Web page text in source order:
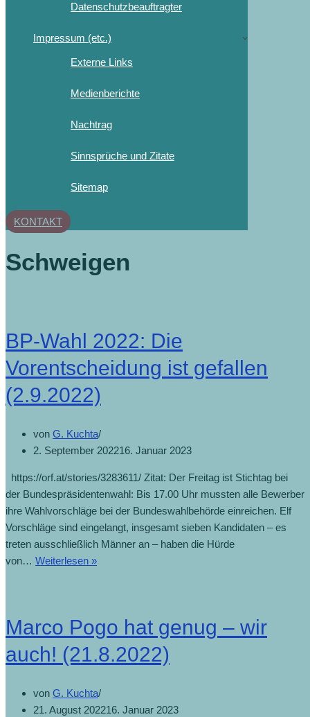
Datenschutzbeauftragter
Impressum (etc.)
Externe Links
Medienberichte
Nachtrag
Sinnsprüche und Zitate
Sitemap
KONTAKT
Schweigen
BP-Wahl 2022: Die
Vorentscheidung ist gefallen
(2.9.2022)
von G. Kuchta
2. September 202216. Januar 2023
https://orf.at/stories/3283611/ Zitat: Der Freitag ist Stichtag bei
der Bundespräsidentenwahl: Bis 17.00 Uhr mussten alle Bewerber
ihre Wahlvorschläge bei der Bundeswahlbehörde einreichen. Elf
Vorschläge sind eingelangt, insgesamt sieben Kandidaten – es
treten ausschließlich Männer an – haben die Hürde
von… Weiterlesen »
Marco Pogo hat genug – wir
auch! (21.8.2022)
von G. Kuchta
21. August 202216. Januar 2023